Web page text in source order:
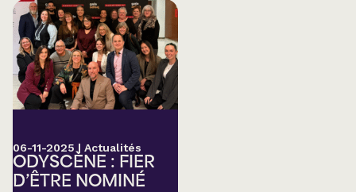
06-11-2025 | Actualités
ODYSCÈNE : FIER
D’ÊTRE NOMINÉ